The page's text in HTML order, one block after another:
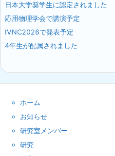
日本大学奨学生に認定されました
応用物理学会で講演予定
IVNC2026で発表予定
4年生が配属されました
ホーム
お知らせ
研究室メンバー
研究